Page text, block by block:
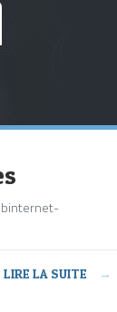
LIRE LA SUITE →